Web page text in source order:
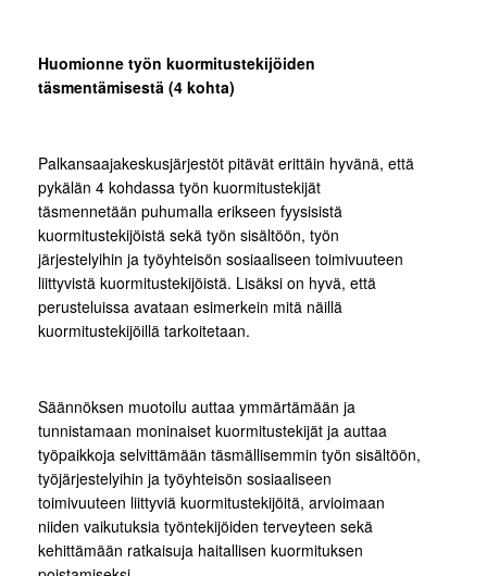
Huomionne työn kuormitustekijöiden
täsmentämisestä (4 kohta)
Palkansaajakeskusjärjestöt pitävät erittäin hyvänä, että
pykälän 4 kohdassa työn kuormitustekijät
täsmennetään puhumalla erikseen fyysisistä
kuormitustekijöistä sekä työn sisältöön, työn
järjestelyihin ja työyhteisön sosiaaliseen toimivuuteen
liittyvistä kuormitustekijöistä. Lisäksi on hyvä, että
perusteluissa avataan esimerkein mitä näillä
kuormitustekijöillä tarkoitetaan.
Säännöksen muotoilu auttaa ymmärtämään ja
tunnistamaan moninaiset kuormitustekijät ja auttaa
työpaikkoja selvittämään täsmällisemmin työn sisältöön,
työjärjestelyihin ja työyhteisön sosiaaliseen
toimivuuteen liittyviä kuormitustekijöitä, arvioimaan
niiden vaikutuksia työntekijöiden terveyteen sekä
kehittämään ratkaisuja haitallisen kuormituksen